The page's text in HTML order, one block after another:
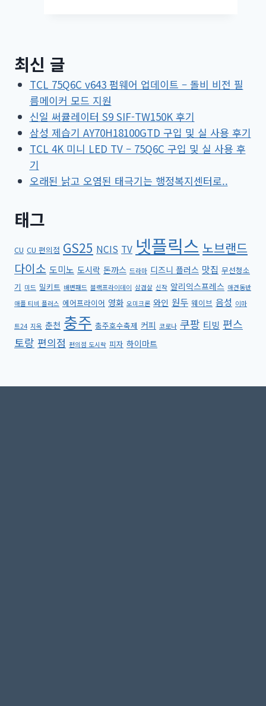
최신 글
TCL 75Q6C v643 펌웨어 업데이트 – 돌비 비전 필
름메이커 모드 지원
신일 써큘레이터 S9 SIF-TW150K 후기
삼성 제습기 AY70H18100GTD 구입 및 실 사용 후기
TCL 4K 미니 LED TV – 75Q6C 구입 및 실 사용 후
기
오래된 낡고 오염된 태극기는 행정복지센터로..
태그
CU CU 편의점 GS25 NCIS TV 넷플릭스 노브랜드
다이소 도미노 도시락 돈까스 드라마 디즈니 플러스 맛집 무선청소
기 미드 밀키트 배변패드 블랙프라이데이 삼겹살 신작 알리익스프레스 애견동반
애플 티비 플러스 에어프라이어 영화 오미크론 와인 원두 웨이브 음성 이마
트24 지옥 춘천 충주 충주호수축제 커피 코로나 쿠팡 티빙 편스
토랑 편의점 편의점 도시락 피자 하이마트